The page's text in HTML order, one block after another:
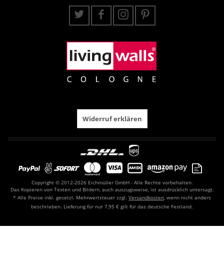
Widerruf erklären
Copyright © 2012-2026 Eichmüller GmbH - Alle Rechte vorbehalten.
Das Kopieren von Texten und Bildern, auch auszugsweise, ist ausdrücklich untersagt.
* Alle Preise inkl. gesetzl. Mehrwertsteuer zzgl. Versandkosten, wenn nicht anders
beschrieben. Lieferung für nur 7,95 € gilt für das deutsche Festland.